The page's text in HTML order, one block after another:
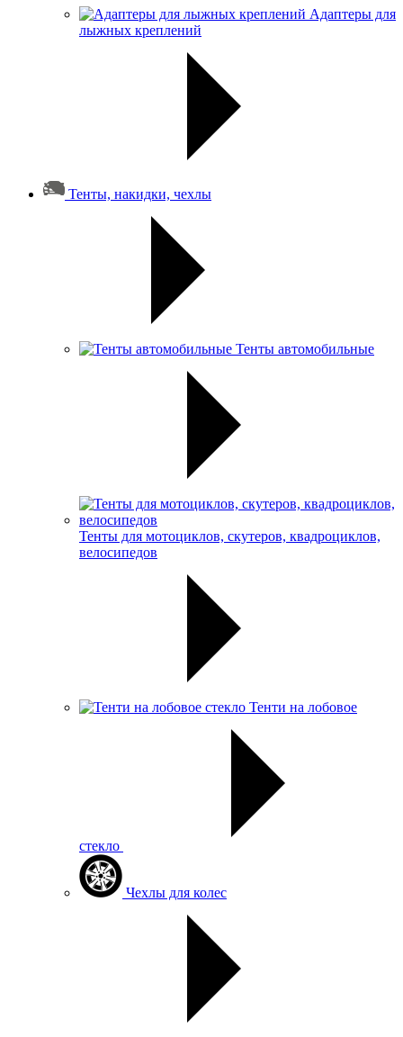
Адаптеры для
лыжных креплений
Тенты, накидки, чехлы
Тенты автомобильные
Тенты для мотоциклов, скутеров, квадроциклов,
велосипедов
Тенти на лобовое
стекло
Чехлы для колес